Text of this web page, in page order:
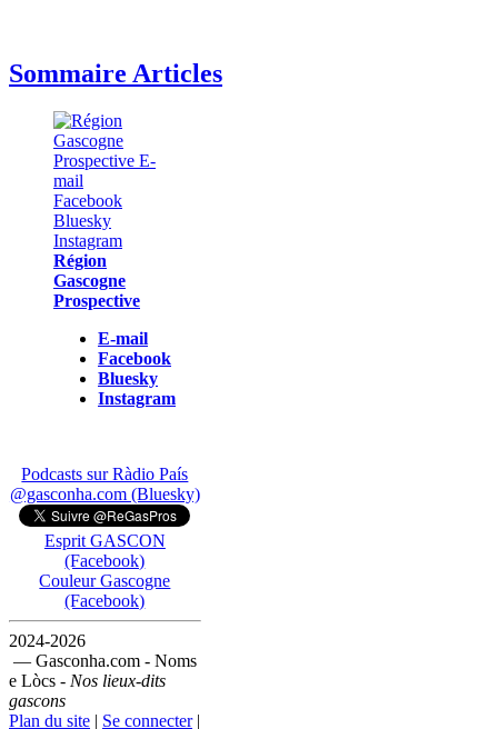
Sommaire Articles
Région
Gascogne
Prospective
E-mail
Facebook
Bluesky
Instagram
Podcasts sur Ràdio País
@gasconha.com (Bluesky)
Esprit GASCON
(Facebook)
Couleur Gascogne
(Facebook)
2024-2026
— Gasconha.com - Noms
e Lòcs - Nos lieux-dits
gascons
Plan du site | Se connecter|